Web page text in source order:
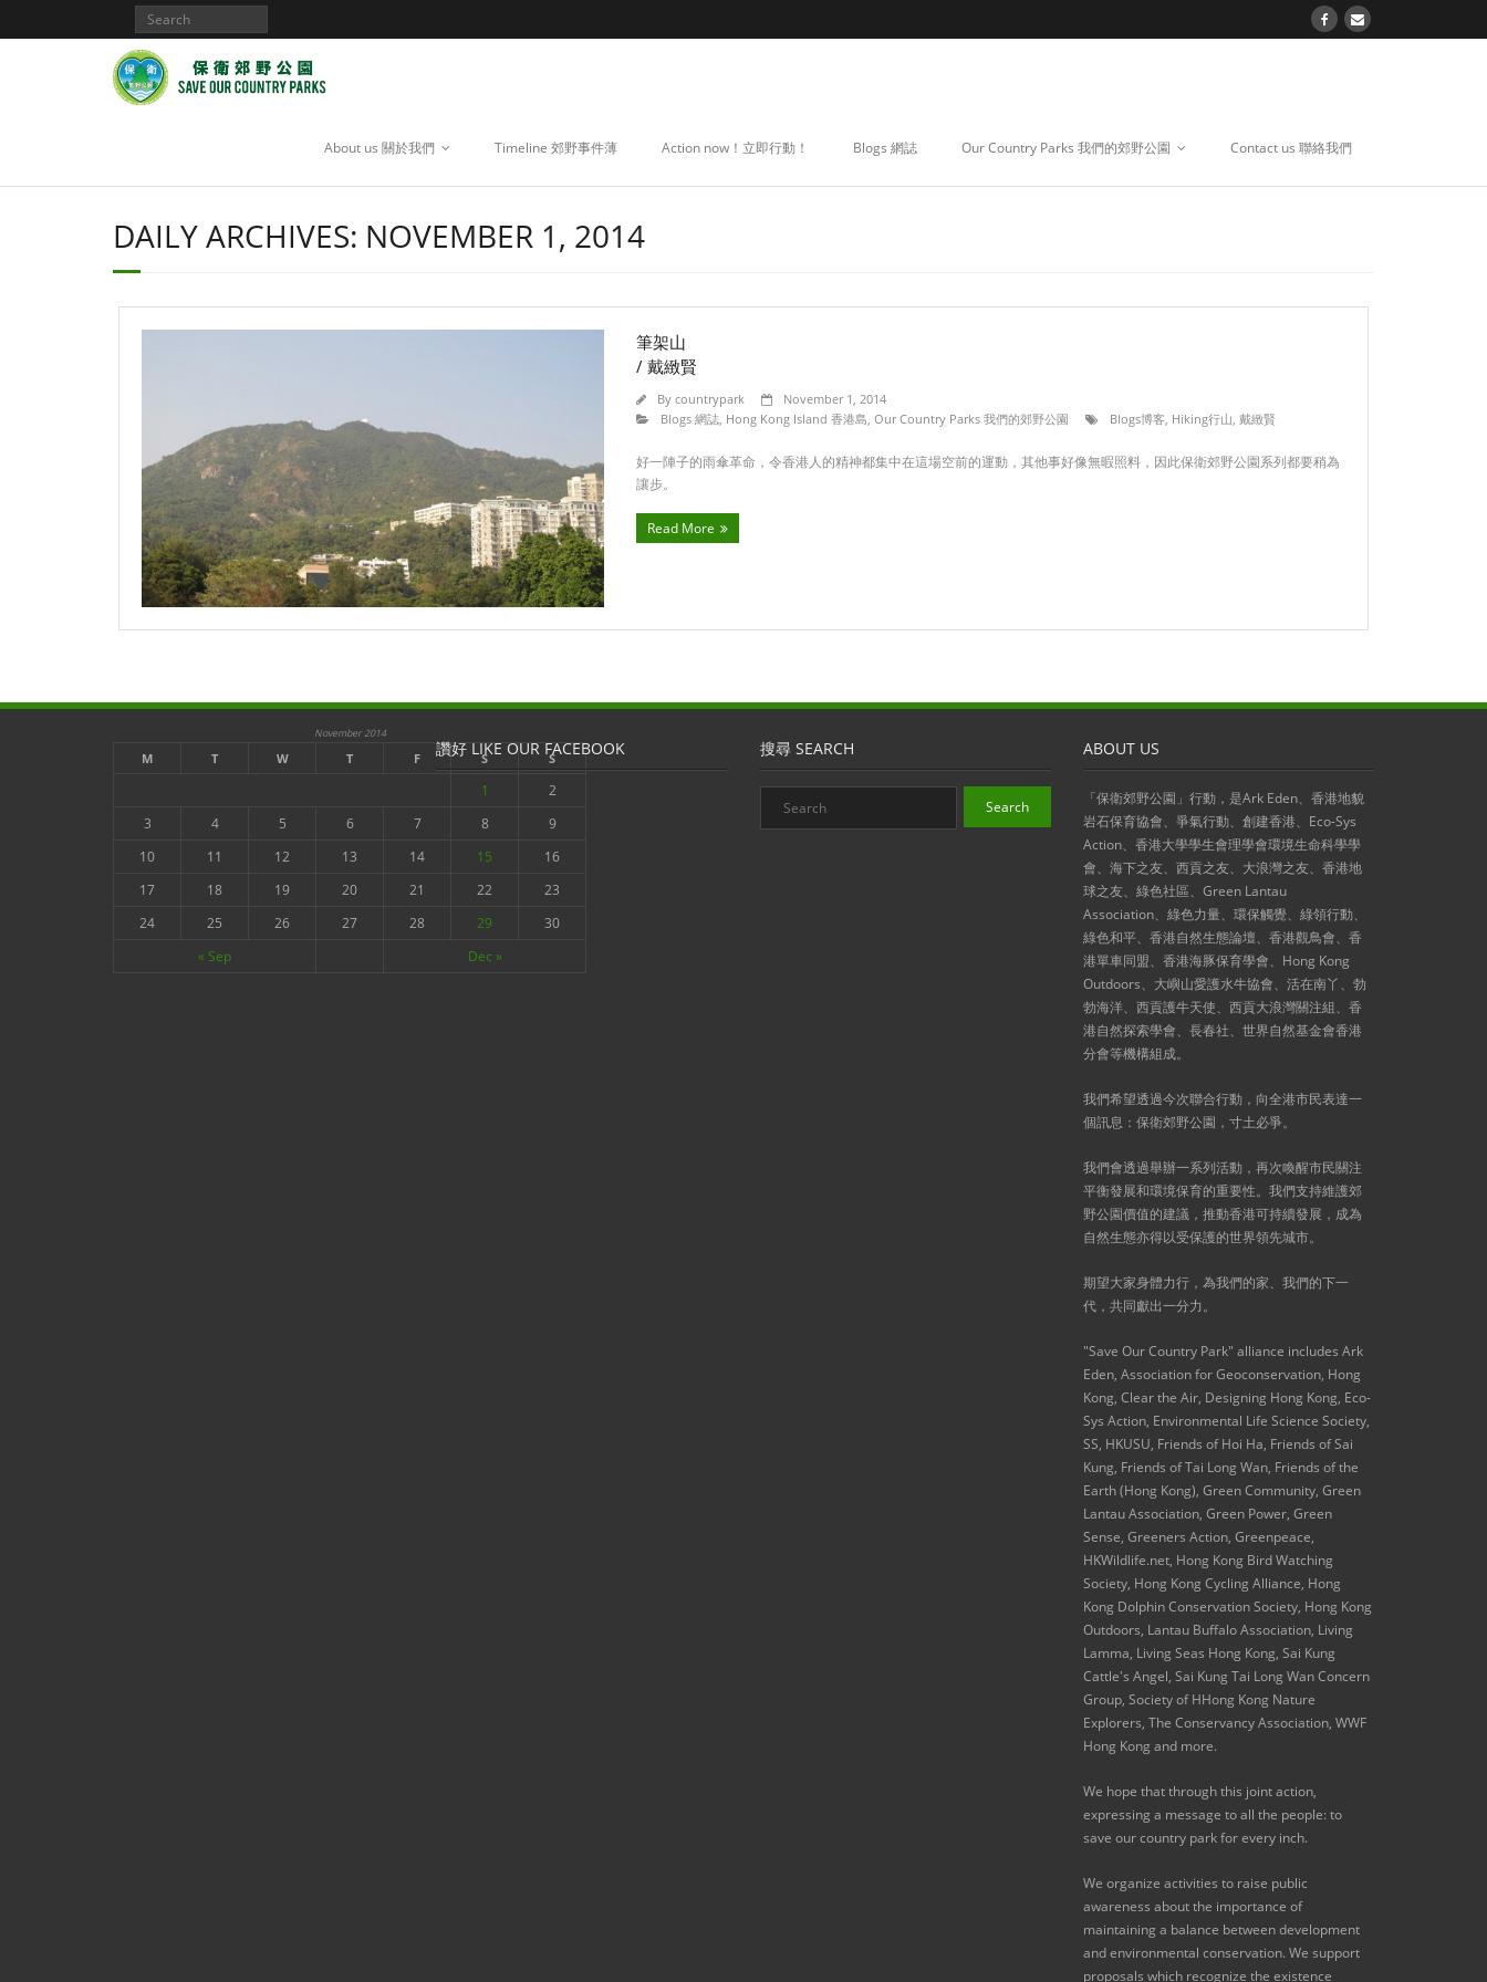
About us 關於我們 Timeline 郊野事件薄 Action now！立即行動！ Blogs 網誌 Our Country Parks 我們的郊野公園 Contact us 聯絡我們
DAILY ARCHIVES: NOVEMBER 1, 2014
筆架山
/ 戴緻賢
By countrypark
November 1, 2014
Blogs 網誌, Hong Kong Island 香港島, Our Country Parks 我們的郊野公園 Blogs博客, Hiking行山, 戴緻賢
好一陣子的雨傘革命，令香港人的精神都集中在這場空前的運動，其他事好像無暇照料，因此保衛郊野公園系列都要稍為
讓步。
Read More
November 2014
M T W T F S S
« Sep Dec »
1
2
3
4 5 6 7 8
9
10
11 12 13 14 15
16
17
18 19 20 21 22
23
24
25 26 27 28 29 30
讚好 LIKE OUR FACEBOOK 搜尋 SEARCH ABOUT US
「保衛郊野公園」行動，是Ark Eden、香港地貌
岩石保育協會、爭氣行動、創建香港、Eco-Sys
Action、香港大學學生會理學會環境生命科學學
會、海下之友、西貢之友、大浪灣之友、香港地
球之友、綠色社區、Green Lantau
Association、綠色力量、環保觸覺、綠領行動、
綠色和平、香港自然生態論壇、香港觀鳥會、香
港單車同盟、香港海豚保育學會、Hong Kong
Outdoors、大嶼山愛護水牛協會、活在南丫、勃
勃海洋、西貢護牛天使、西貢大浪灣關注組、香
港自然探索學會、長春社、世界自然基金會香港
分會等機構組成。
我們希望透過今次聯合行動，向全港市民表達一
個訊息：保衛郊野公園，寸土必爭。
我們會透過舉辦一系列活動，再次喚醒市民關注
平衡發展和環境保育的重要性。我們支持維護郊
野公園價值的建議，推動香港可持續發展，成為
自然生態亦得以受保護的世界領先城市。
期望大家身體力行，為我們的家、我們的下一
代，共同獻出一分力。
"Save Our Country Park" alliance includes Ark
Eden, Association for Geoconservation, Hong
Kong, Clear the Air, Designing Hong Kong, Eco-
Sys Action, Environmental Life Science Society,
SS, HKUSU, Friends of Hoi Ha, Friends of Sai
Kung, Friends of Tai Long Wan, Friends of the
Earth (Hong Kong), Green Community, Green
Lantau Association, Green Power, Green
Sense, Greeners Action, Greenpeace,
HKWildlife.net, Hong Kong Bird Watching
Society, Hong Kong Cycling Alliance, Hong
Kong Dolphin Conservation Society, Hong Kong
Outdoors, Lantau Buffalo Association, Living
Lamma, Living Seas Hong Kong, Sai Kung
Cattle's Angel, Sai Kung Tai Long Wan Concern
Group, Society of HHong Kong Nature
Explorers, The Conservancy Association, WWF
Hong Kong and more.
We hope that through this joint action,
expressing a message to all the people: to
save our country park for every inch.
We organize activities to raise public
awareness about the importance of
maintaining a balance between development
and environmental conservation. We support
proposals which recognize the existence